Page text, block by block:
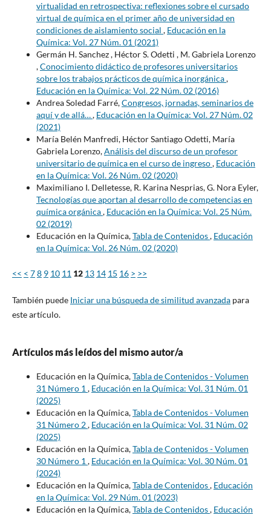
virtualidad en retrospectiva: reflexiones sobre el cursado
virtual de química en el primer año de universidad en
condiciones de aislamiento social , Educación en la
Química: Vol. 27 Núm. 01 (2021)
Germán H. Sanchez , Héctor S. Odetti , M. Gabriela Lorenzo
,Conocimiento didáctico de profesores universitarios
sobre los trabajos prácticos de química inorgánica,
Educación en la Química: Vol. 22 Núm. 02 (2016)
Andrea Soledad Farré,Congresos, jornadas, seminarios de
aquí y de allá…, Educación en la Química: Vol. 27 Núm. 02
(2021)
María Belén Manfredi, Héctor Santiago Odetti, María
Gabriela Lorenzo,Análisis del discurso de un profesor
universitario de química en el curso de ingreso, Educación
en la Química: Vol. 26 Núm. 02 (2020)
Maximiliano I. Delletesse, R. Karina Nesprias, G. Nora Eyler,
Tecnologías que aportan al desarrollo de competencias en
química orgánica, Educación en la Química: Vol. 25 Núm.
02 (2019)
Educación en la Química,Tabla de Contenidos, Educación
en la Química: Vol. 26 Núm. 02 (2020)
<< < 78 9 10 11 12 13 14 15 16 > >>
También puede Iniciar una búsqueda de similitud avanzadapara
este artículo.
Artículos más leídos del mismo autor/a
Educación en la Química,Tabla de Contenidos - Volumen
31 Número 1 , Educación en la Química: Vol. 31 Núm. 01
(2025)
Educación en la Química,Tabla de Contenidos - Volumen
31 Número 2, Educación en la Química: Vol. 31 Núm. 02
(2025)
Educación en la Química,Tabla de Contenidos - Volumen
30 Número 1 , Educación en la Química: Vol. 30 Núm. 01
(2024)
Educación en la Química,Tabla de Contenidos, Educación
en la Química: Vol. 29 Núm. 01 (2023)
Educación en la Química,Tabla de Contenidos, Educación